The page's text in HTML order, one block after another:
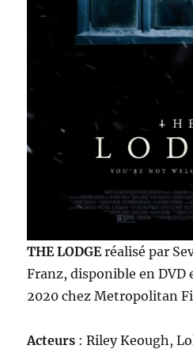
THE LODGEréalisé par
Franz, disponible en
2020 chez Metropolitan
Acteurs : Riley Keough,